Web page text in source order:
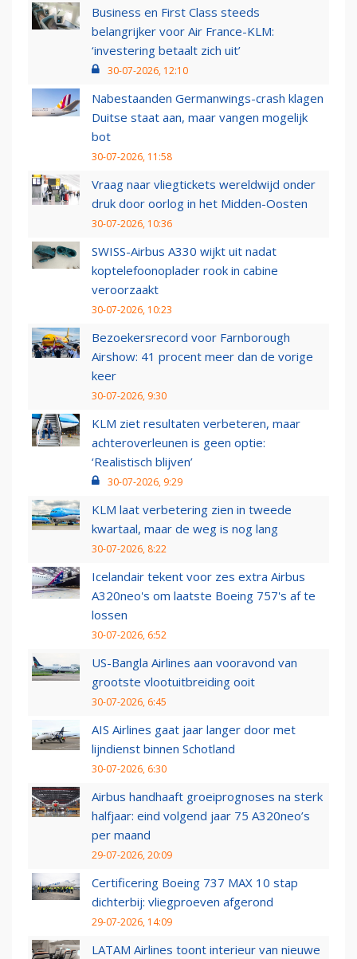
Business en First Class steeds
belangrijker voor Air France-KLM:
‘investering betaalt zich uit’
30-07-2026, 12:10
Nabestaanden Germanwings-crash klagen
Duitse staat aan, maar vangen mogelijk
bot
30-07-2026, 11:58
Vraag naar vliegtickets wereldwijd onder
druk door oorlog in het Midden-Oosten
30-07-2026, 10:36
SWISS-Airbus A330 wijkt uit nadat
koptelefoonoplader rook in cabine
veroorzaakt
30-07-2026, 10:23
Bezoekersrecord voor Farnborough
Airshow: 41 procent meer dan de vorige
keer
30-07-2026, 9:30
KLM ziet resultaten verbeteren, maar
achteroverleunen is geen optie:
‘Realistisch blijven’
30-07-2026, 9:29
KLM laat verbetering zien in tweede
kwartaal, maar de weg is nog lang
30-07-2026, 8:22
Icelandair tekent voor zes extra Airbus
A320neo's om laatste Boeing 757's af te
lossen
30-07-2026, 6:52
US-Bangla Airlines aan vooravond van
grootste vlootuitbreiding ooit
30-07-2026, 6:45
AIS Airlines gaat jaar langer door met
lijndienst binnen Schotland
30-07-2026, 6:30
Airbus handhaaft groeiprognoses na sterk
halfjaar: eind volgend jaar 75 A320neo’s
per maand
29-07-2026, 20:09
Certificering Boeing 737 MAX 10 stap
dichterbij: vliegproeven afgerond
29-07-2026, 14:09
LATAM Airlines toont interieur van nieuwe